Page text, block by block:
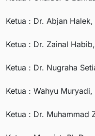
Ketua : Dr. Abjan
Ketua : Dr. Zainal
Ketua : Dr. Nugraha
Ketua : Wahyu Muryadi,
Ketua : Dr. Muhammad